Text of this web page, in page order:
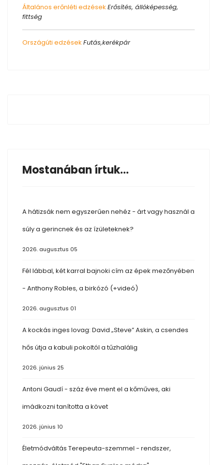
Általános erőnléti edzések Erősítés, állóképesség,
fittség
Országúti edzések Futás,kerékpár
Mostanában írtuk...
A hátizsák nem egyszerűen nehéz - árt vagy használ a
súly a gerincnek és az ízületeknek?
2026. augusztus 05
Fél lábbal, két karral bajnoki cím az épek mezőnyében
- Anthony Robles, a birkózó (+videó)
2026. augusztus 01
A kockás inges lovag: David „Steve” Askin, a csendes
hős útja a kabuli pokoltól a tűzhalálig
2026. június 25
Antoni Gaudí - száz éve ment el a kőműves, aki
imádkozni tanította a követ
2026. június 10
Életmódváltás Terepeuta-szemmel - rendszer,